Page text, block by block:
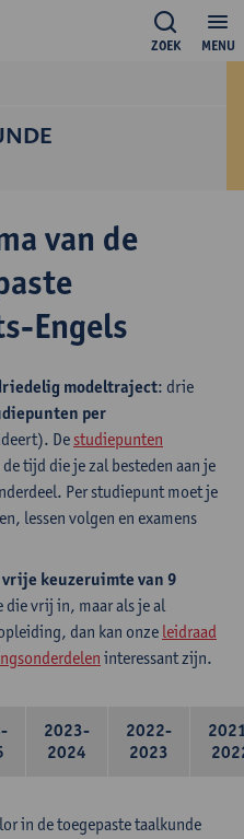
MENU
ZOEK
van de
Engels
modeltraject: drie
per
De studiepunten
tijd die je zal besteden aan je
Per studiepunt moet je
lessen volgen en examens
vrije keuzeruimte van 9
vrij in, maar als je al
dan kan onze leidraad
interessant zijn.
2023-
2024
2022-
2023
in de toegepaste taalkunde